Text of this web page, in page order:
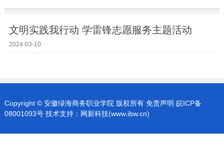
文明实践我行动 学雷锋志愿服务主题活动
2024-03-10
Copyright © 安徽绿海商务职业学院 版权所有 免责声明 皖ICP备
08001093号技术支持： 网新科技(www.ibw.cn)